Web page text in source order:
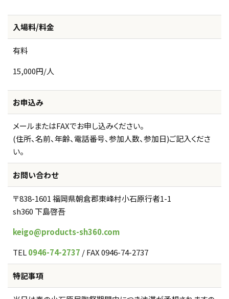
入場料/料金
有料
15,000円/人
お申込み
メールまたはFAXでお申し込みください。
(住所、名前、年齢、電話番号、参加人数、参加日)ご記入くださ
い。
お問い合わせ
〒838-1601 福岡県朝倉郡東峰村小石原行者1-1
sh360 下島啓吾
keigo@products-sh360.com
TEL0946-74-2737 / FAX 0946-74-2737
特記事項